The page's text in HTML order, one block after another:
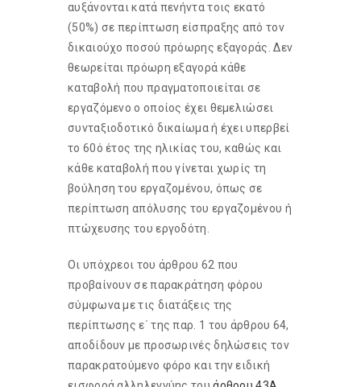
αυξάνονται κατά πενήντα τοις εκατό
(50%) σε περίπτωση είσπραξης από τον
δικαιούχο ποσού πρόωρης εξαγοράς. Δεν
θεωρείται πρόωρη εξαγορά κάθε
καταβολή που πραγματοποιείται σε
εργαζόμενο ο οποίος έχει θεμελιώσει
συνταξιοδοτικό δικαίωμα ή έχει υπερβεί
το 60ό έτος της ηλικίας του, καθώς και
κάθε καταβολή που γίνεται χωρίς τη
βούληση του εργαζομένου, όπως σε
περίπτωση απόλυσης του εργαζομένου ή
πτώχευσης του εργοδότη.
Οι υπόχρεοι του άρθρου 62 που
προβαίνουν σε παρακράτηση φόρου
σύμφωνα με τις διατάξεις της
περίπτωσης ε΄ της παρ. 1 του άρθρου 64,
αποδίδουν με προσωρινές δηλώσεις τον
παρακρατούμενο φόρο και την ειδική